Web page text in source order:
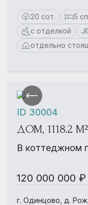
20 сот. 5
с отделкой
отдельно
ДОМ, 1118.2 М²
В коттеджном
120 000 000 ₽
г. Одинцово, д.
ID 30004